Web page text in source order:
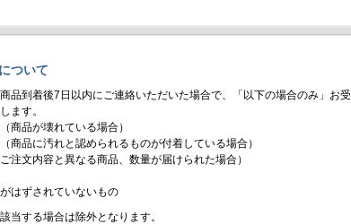
ついて
品到着後7日以内にご連絡いただいた場合で、「以下の場合のみ」お受
ます。
商品が壊れている場合）
商品に汚れと認められるものが付着している場合）
注文内容と異なる商品、数量が届けられた場合）
はずされていないもの
当する場合は除外となります。